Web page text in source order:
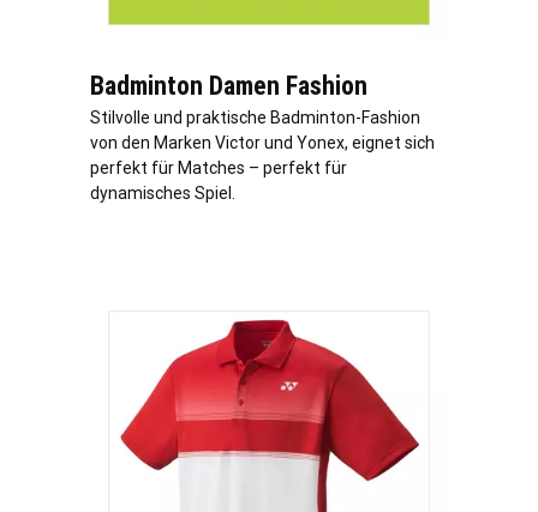
Badminton Damen Fashion
Stilvolle und praktische Badminton-Fashion
von den Marken Victor und Yonex, eignet sich
perfekt für Matches – perfekt für
dynamisches Spiel.